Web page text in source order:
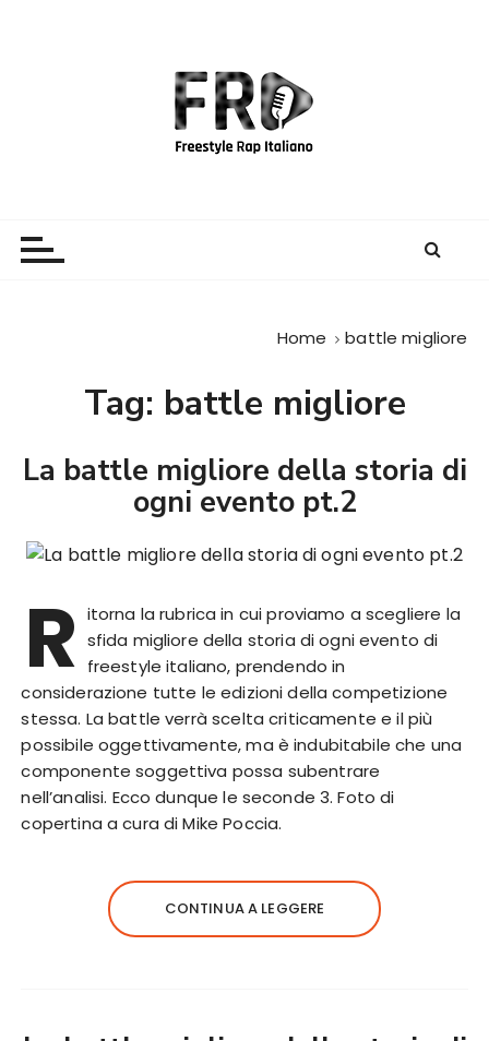
Home battle migliore
Tag: battle migliore
La battle migliore della storia di
ogni evento pt.2
R itorna la rubrica in cui proviamo a scegliere la
sfida migliore della storia di ogni evento di
freestyle italiano, prendendo in
considerazione tutte le edizioni della competizione
stessa. La battle verrà scelta criticamente e il più
possibile oggettivamente, ma è indubitabile che una
componente soggettiva possa subentrare
nell’analisi. Ecco dunque le seconde 3. Foto di
copertina a cura di Mike Poccia.
CONTINUA A LEGGERE